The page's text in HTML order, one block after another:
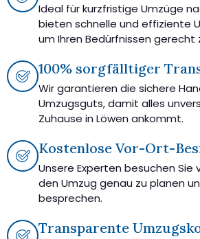
Ideal für kurzfristige Umzüge
bieten schnelle und effiziente
um Ihren Bedürfnissen gerecht
100% sorgfälltiger
Wir garantieren die sichere
Umzugsguts, damit alles
Zuhause in Löwen ankommt.
Kostenlose Vor-Ort-
Unsere Experten besuchen Sie
den Umzug genau zu planen
besprechen.
Transparente